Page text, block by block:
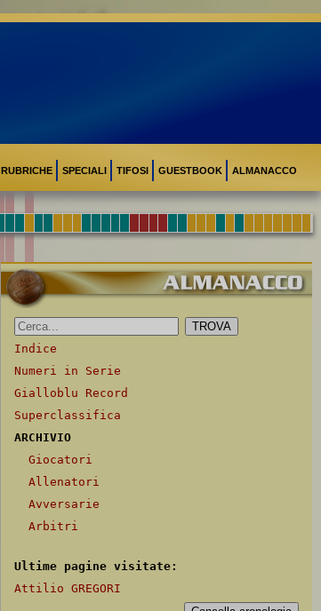
RUBRICHE SPECIALI TIFOSI GUESTBOOK ALMANACCO
Indice
Numeri in Serie
Gialloblu Record
Superclassifica
ARCHIVIO
Giocatori
Allenatori
Avversarie
Arbitri
Ultime pagine visitate:
Attilio GREGORI